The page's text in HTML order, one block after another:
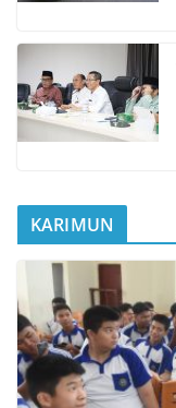
KARIMUN